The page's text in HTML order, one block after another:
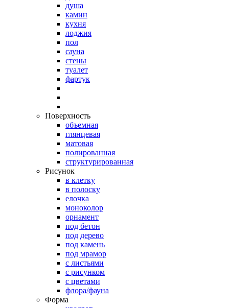
душа
камин
кухня
лоджия
пол
сауна
стены
туалет
фартук
Поверхность
объемная
глянцевая
матовая
полированная
структурированная
Рисунок
в клетку
в полоску
елочка
моноколор
орнамент
под бетон
под дерево
под камень
под мрамор
с листьями
с рисунком
с цветами
флора/фауна
Форма